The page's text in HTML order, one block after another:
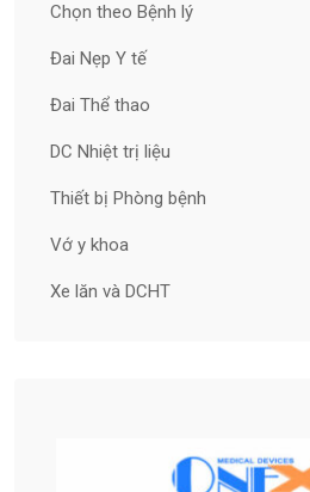
Chọn theo Bệnh lý
Đai Nẹp Y tế
Đai Thể thao
DC Nhiệt trị liệu
Thiết bị Phòng bệnh
Vớ y khoa
Xe lăn và DCHT